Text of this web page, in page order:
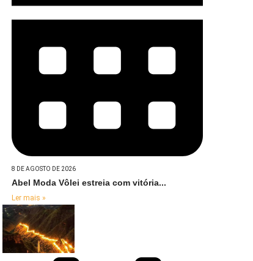
8 DE AGOSTO DE 2026
Abel Moda Vôlei estreia com vitória...
Ler mais »